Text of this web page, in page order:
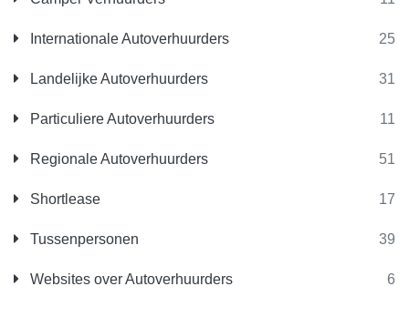
Internationale Autoverhuurders 25
Landelijke Autoverhuurders 31
Particuliere Autoverhuurders 11
Regionale Autoverhuurders 51
Shortlease 17
Tussenpersonen 39
Websites over Autoverhuurders 6